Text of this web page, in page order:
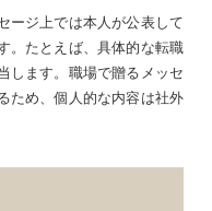
ージ上では本人が公表して
。たとえば、具体的な転職
します。職場で贈るメッセ
ため、個人的な内容は社外